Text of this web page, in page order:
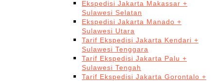
Ekspedisi Jakarta Makassar +
Sulawesi Selatan
Ekspedisi Jakarta Manado +
Sulawesi Utara
Tarif Ekspedisi Jakarta Kendari +
Sulawesi Tenggara
Tarif Ekspedisi Jakarta Palu +
Sulawesi Tengah
Tarif Ekspedisi Jakarta Gorontalo +